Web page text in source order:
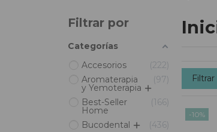
Filtrar
-10%
Filtrar por
Categorías
Accesorios
222
Aromaterapia
y Yemoterapia
97
Best-Seller
Home
166
Bucodental
436